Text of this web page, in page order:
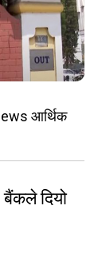
आर्थिक
बैंकले दियो